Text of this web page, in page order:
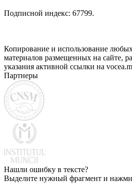
Подписной индекс: 67799.
Копирование и использование
материалов размещенных на сайте,
указания активной ссылки на
Партнеры
Нашли ошибку в тексте?
Выделите нужный фрагмент и